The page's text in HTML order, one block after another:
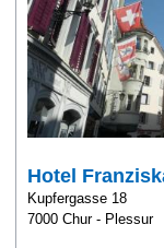
Hotel
Kupfergasse 18
7000 Chur - Plessur